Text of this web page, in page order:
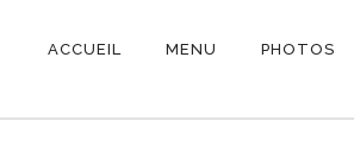
NAVIGATION
ACCUEIL MENU PHOTOS